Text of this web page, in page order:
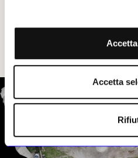
Accetta
Edoardo Tresoldi a
La basilica di rete